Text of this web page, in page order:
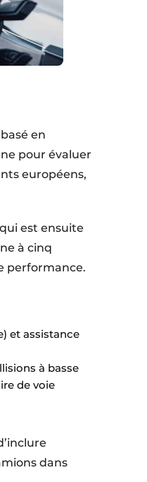
en
pour évaluer
européens,
est ensuite
à cinq
performance.
et assistance
à basse
de voie
dans